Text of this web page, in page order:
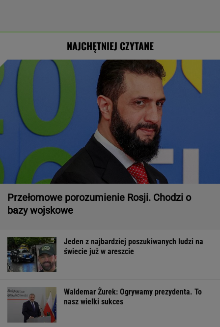
NAJCHĘTNIEJ CZYTANE
Przełomowe porozumienie Rosji. Chodzi o
bazy wojskowe
Jeden z najbardziej poszukiwanych ludzi na
świecie już w areszcie
Waldemar Żurek: Ogrywamy prezydenta. To
nasz wielki sukces